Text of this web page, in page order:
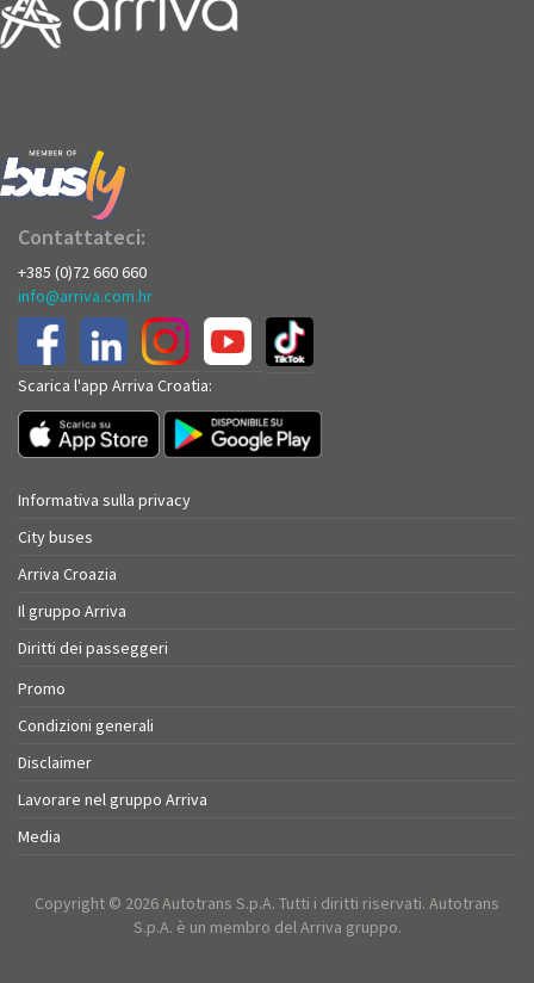
Contattateci:
+385 (0)72 660 660
info@arriva.com.hr
Scarica l'app Arriva Croatia:
Informativa sulla privacy
City buses
Arriva Croazia
Il gruppo Arriva
Diritti dei passeggeri
Promo
Condizioni generali
Disclaimer
Lavorare nel gruppo Arriva
Media
Copyright © 2026 Autotrans S.p.A. Tutti i diritti riservati. Autotrans
S.p.A. è un membro del Arriva gruppo.